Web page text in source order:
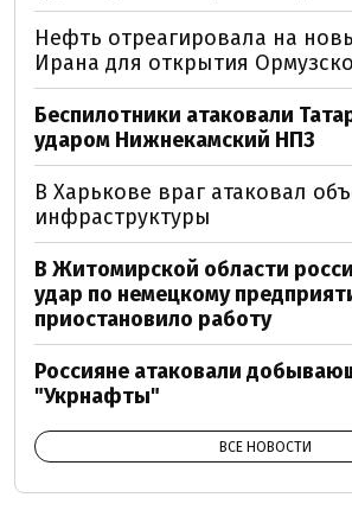
Нефть отреагировала на
Ирана для открытия
Беспилотники атаковали
ударом Нижнекамский НПЗ
В Харькове враг атаковал
инфраструктуры
В Житомирской области
удар по немецкому
приостановило работу
Россияне атаковали
"Укрнафты"
ВСЕ НОВОСТИ